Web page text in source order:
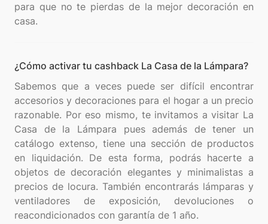
para que no te pierdas de la mejor decoración en
¿Cómo activar tu cashback La Casa de la Lámpara?
Sabemos que a veces puede ser difícil encontrar
accesorios y decoraciones para el hogar a un precio
razonable. Por eso mismo, te invitamos a visitar La
Casa de la Lámpara pues además de tener un
catálogo extenso, tiene una sección de productos
en liquidación. De esta forma, podrás hacerte a
objetos de decoración elegantes y minimalistas a
precios de locura. También encontrarás lámparas y
ventiladores de exposición, devoluciones o
reacondicionados con garantía de 1 año.